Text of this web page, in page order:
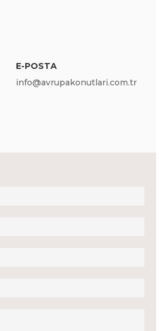
E-POSTA
info@avrupakonutlari.com.tr